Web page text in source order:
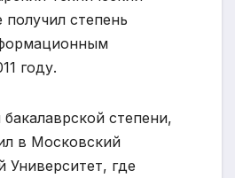
получил степень
году.
степени,
в Московский
Университет, где